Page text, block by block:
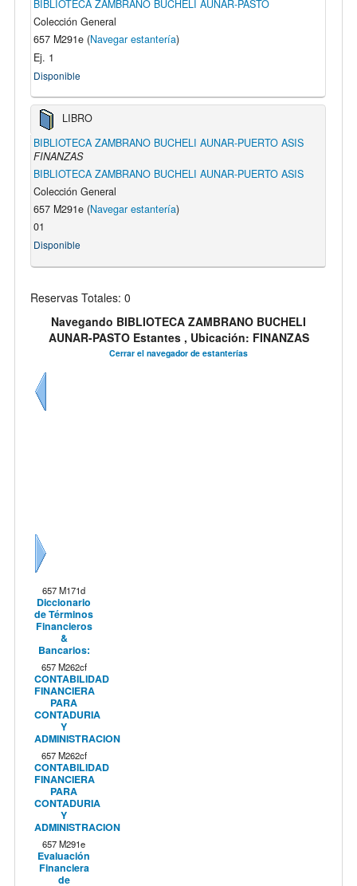
BIBLIOTECA ZAMBRANO BUCHELI AUNAR-PASTO
Colección General
657 M291e (Navegar estantería)
Ej. 1
Disponible
LIBRO
BIBLIOTECA ZAMBRANO BUCHELI AUNAR-PUERTO ASIS
FINANZAS
BIBLIOTECA ZAMBRANO BUCHELI AUNAR-PUERTO ASIS
Colección General
657 M291e (Navegar estantería)
01
Disponible
Reservas Totales: 0
Navegando BIBLIOTECA ZAMBRANO BUCHELI
AUNAR-PASTO Estantes , Ubicación: FINANZAS
Cerrar el navegador de estanterías
657 M171d
Diccionario
de Términos
Financieros
&
Bancarios:
657 M262cf
CONTABILIDAD
FINANCIERA
PARA
CONTADURIA
Y
ADMINISTRACION
657 M262cf
CONTABILIDAD
FINANCIERA
PARA
CONTADURIA
Y
ADMINISTRACION
657 M291e
Evaluación
Financiera
de